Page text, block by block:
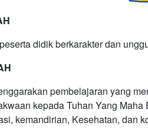
didik berkarakter dan
pembelajaran yang
kepada Tuhan Yang
kemandirian, Kesehatan, dan